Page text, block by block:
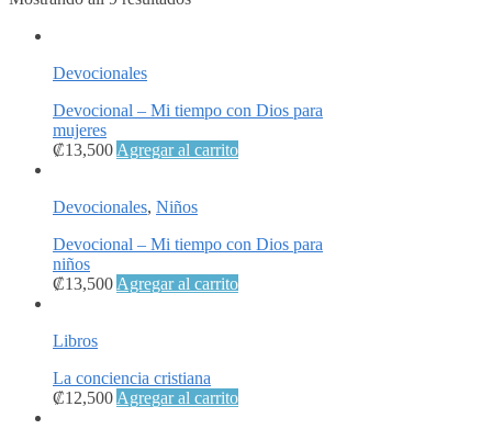
Devocionales
Devocional – Mi tiempo con Dios para
mujeres
₡13,500 Agregar al carrito
Devocionales, Niños
Devocional – Mi tiempo con Dios para
niños
₡13,500 Agregar al carrito
Libros
La conciencia cristiana
₡12,500 Agregar al carrito